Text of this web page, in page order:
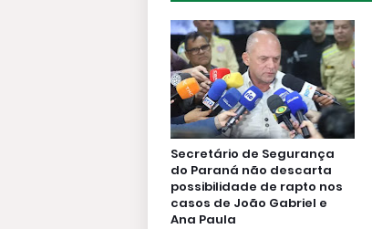
Secretário de Segurança
do Paraná não descarta
possibilidade de rapto nos
casos de João Gabriel e
Ana Paula